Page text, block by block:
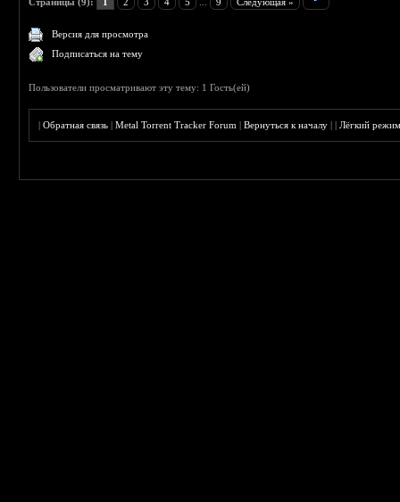
Версия для просмотра
Подписаться на тему
Пользователи просматривают эту тему: 1 Гость(ей)
|Обратная связь |Metal Torrent Tracker Forum |Вернуться к началу ||Лёгкий